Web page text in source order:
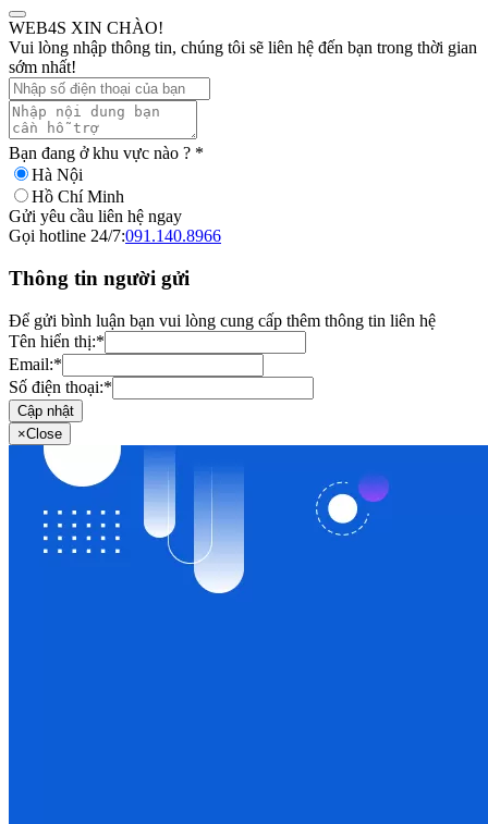
WEB4S XIN CHÀO!
Vui lòng nhập thông tin, chúng tôi sẽ liên hệ đến bạn trong thời gian
sớm nhất!
Bạn đang ở khu vực nào ? *
Hà Nội
Hồ Chí Minh
Gửi yêu cầu liên hệ ngay
Gọi hotline 24/7:091.140.8966
Thông tin người gửi
Để gửi bình luận bạn vui lòng cung cấp thêm thông tin liên hệ
Tên hiển thị:*
Email:*
Số điện thoại:*
Cập nhật
×Close